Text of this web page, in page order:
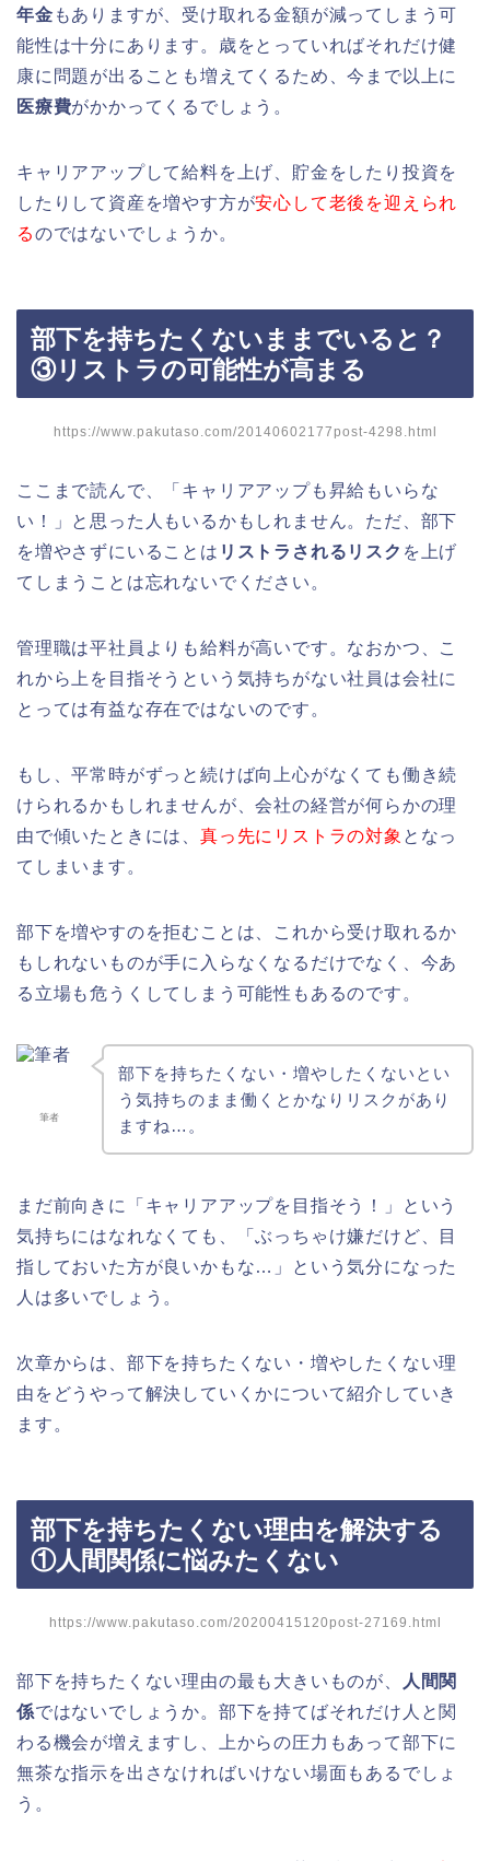
年金 もありますが、受け取れる金額が減ってしまう可
能性は十分にあります。歳をとっていればそれだけ健
康に問題が出ることも増えてくるため、今まで以上に
医療費がかかってくるでしょう。
キャリアアップして給料を上げ、貯金をしたり投資を
したりして資産を増やす方が安心して老後を迎えられ
るのではないでしょうか。
部下を持ちたくないままでいると？
③リストラの可能性が高まる
https://www.pakutaso.com/20140602177post-4298.html
ここまで読んで、「キャリアアップも昇給もいらな
い！」と思った人もいるかもしれません。ただ、部下
を増やさずにいることは リストラされるリスク を上げ
てしまうことは忘れないでください。
管理職は平社員よりも給料が高いです。なおかつ、こ
れから上を目指そうという気持ちがない社員は会社に
とっては有益な存在ではないのです。
もし、平常時がずっと続けば向上心がなくても働き続
けられるかもしれませんが、会社の経営が何らかの理
由で傾いたときには、 真っ先にリストラの対象 となっ
てしまいます。
部下を増やすのを拒むことは、これから受け取れるか
もしれないものが手に入らなくなるだけでなく、今あ
る立場も危うくしてしまう可能性もあるのです。
筆者
部下を持ちたくない・増やしたくないとい
う気持ちのまま働くとかなりリスクがあり
ますね…。
まだ前向きに「キャリアアップを目指そう！」という
気持ちにはなれなくても、「ぶっちゃけ嫌だけど、目
指しておいた方が良いかもな…」という気分になった
人は多いでしょう。
次章からは、部下を持ちたくない・増やしたくない理
由をどうやって解決していくかについて紹介していき
ます。
部下を持ちたくない理由を解決する
①人間関係に悩みたくない
https://www.pakutaso.com/20200415120post-27169.html
部下を持ちたくない理由の最も大きいものが、
人間関
係ではないでしょうか。部下を持てばそれだけ人と関
わる機会が増えますし、上からの圧力もあって部下に
無茶な指示を出さなければいけない場面もあるでしょ
う。